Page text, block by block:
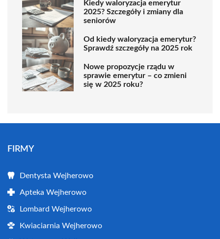
Kiedy waloryzacja emerytur
2025? Szczegóły i zmiany dla
seniorów
Od kiedy waloryzacja emerytur?
Sprawdź szczegóły na 2025 rok
Nowe propozycje rządu w
sprawie emerytur – co zmieni
się w 2025 roku?
FIRMY
Dentysta Wejherowo
Apteka Wejherowo
Lombard Wejherowo
Kwiaciarnia Wejherowo